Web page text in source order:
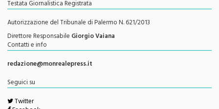
Testata Giornalistica Registrata
Autorizzazione del Tribunale di Palermo N. 621/2013
Direttore ResponsabileGiorgio Vaiana
Contatti e info
redazione@monrealepress.it
Seguici su